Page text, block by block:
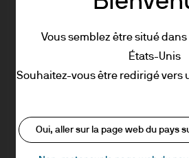
d’un investissement. La
lecteur accordera aux
contenues dans ce Site
destinées :
Pacifique qui semblent être les
connaisseurs de tous les types
investisseurs d’Amérique latine
connaissance limitée des ETF
Vous semblez être situé
États-Unis
Souhaitez-vous être redirigé vers
Oui, aller sur la page web du pays